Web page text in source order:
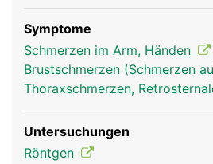
Stabilisierung des
Symptome
Schmerzen im Arm, Händen
Brustschmerzen (Schmerzen
Thoraxschmerzen,
Untersuchungen
Röntgen